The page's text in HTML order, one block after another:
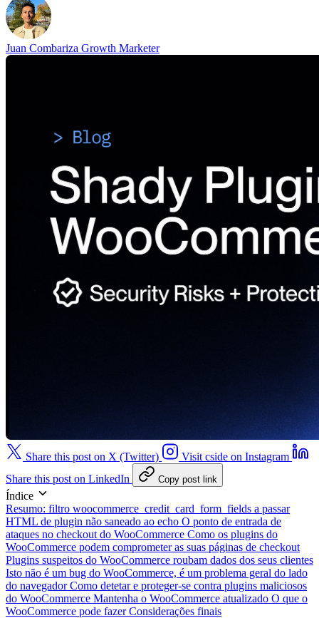
Juan Combariza Growth Marketer
Share this post on X (Twitter)
Visit cside on Instagram
Share this post on LinkedIn
Copy post link
Índice
Resumo: filtro woocommerce_credit_card_form_fields a passar
HTML de plugin não saneado ao echo O ponto de entrada de
ataques no checkout do WooCommerce Como os plugins do
WooCommerce podem comprometer as suas páginas de checkout
Plugins suspeitos do WooCommerce roubam dados dos seus clientes
Isto não é um bug do WooCommerce, é um problema geral do lado
do navegadorComo detetar e proteger-se contra plugins maliciosos
do WooCommerce Mantenha o WooCommerce atualizado O que o
WooCommerce pode fazerConsiderações finais